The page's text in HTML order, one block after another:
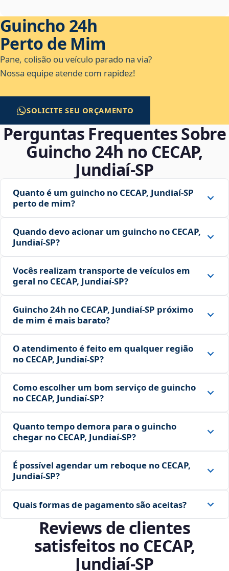
Guincho 24h
Perto de Mim
Pane, colisão ou veículo parado na via?
Nossa equipe atende com rapidez!
SOLICITE SEU ORÇAMENTO
Perguntas Frequentes Sobre
Guincho 24h no CECAP,
Jundiaí‑SP
Quanto é um guincho no CECAP, Jundiaí‑SP
perto de mim?
Quando devo acionar um guincho no CECAP,
Jundiaí‑SP?
Vocês realizam transporte de veículos em
geral no CECAP, Jundiaí‑SP?
Guincho 24h no CECAP, Jundiaí‑SP próximo
de mim é mais barato?
O atendimento é feito em qualquer região
no CECAP, Jundiaí‑SP?
Como escolher um bom serviço de guincho
no CECAP, Jundiaí‑SP?
Quanto tempo demora para o guincho
chegar no CECAP, Jundiaí‑SP?
É possível agendar um reboque no CECAP,
Jundiaí‑SP?
Quais formas de pagamento são aceitas?
Reviews de clientes
satisfeitos no CECAP,
Jundiaí‑SP